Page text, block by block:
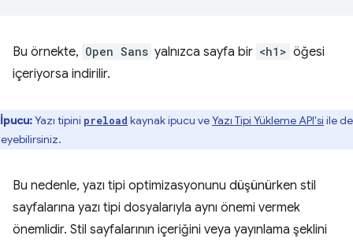
Bu örnekte, Open Sans yalnızca sayfa bir <h1> öğesi
içeriyorsa indirilir.
İpucu:Yazı tipini preload kaynak ipucu veYazı Tipi Yükleme API'si ile de
Bu nedenle, yazı tipi optimizasyonunu düşünürken stil
sayfalarına yazı tipi dosyalarıyla aynı önemi vermek
önemlidir. Stil sayfalarının içeriğini veya yayınlama şeklini